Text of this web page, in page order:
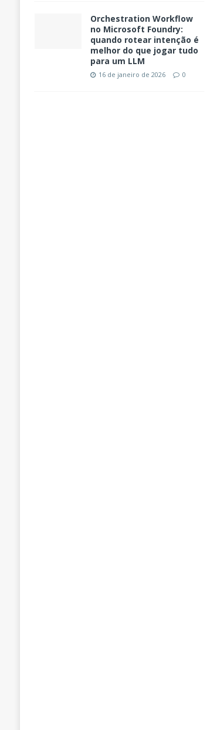
Orchestration Workflow
no Microsoft Foundry:
quando rotear intenção é
melhor do que jogar tudo
para um LLM
16 de janeiro de 2026 0